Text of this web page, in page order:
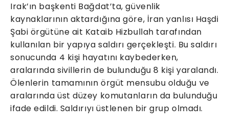
Irak’ın başkenti Bağdat’ta, güvenlik
kaynaklarının aktardığına göre, İran yanlısı Haşdi
Şabi örgütüne ait Kataib Hizbullah tarafından
kullanılan bir yapıya saldırı gerçekleşti. Bu saldırı
sonucunda 4 kişi hayatını kaybederken,
aralarında sivillerin de bulunduğu 8 kişi yaralandı.
Ölenlerin tamamının örgüt mensubu olduğu ve
aralarında üst düzey komutanların da bulunduğu
ifade edildi. Saldırıyı üstlenen bir grup olmadı.